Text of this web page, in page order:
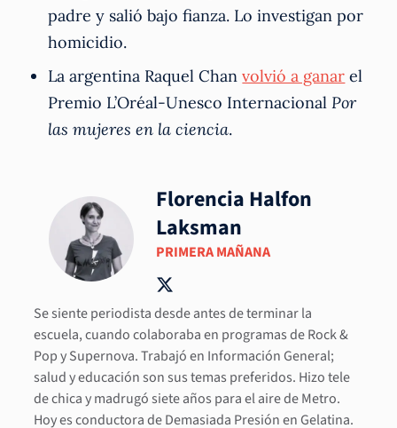
padre y salió bajo fianza. Lo investigan por
homicidio.
La argentina Raquel Chanvolvió a ganar el
Premio L’Oréal-Unesco InternacionalPor
las mujeres en la ciencia.
Florencia Halfon
Laksman
PRIMERA MAÑANA
Se siente periodista desde antes de terminar la
escuela, cuando colaboraba en programas de Rock &
Pop y Supernova. Trabajó en Información General;
salud y educación son sus temas preferidos. Hizo tele
de chica y madrugó siete años para el aire de Metro.
Hoy es conductora de Demasiada Presión en Gelatina.